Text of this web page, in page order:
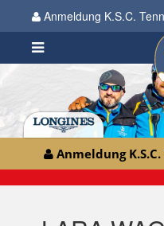
Anmeldung K.S.C.
Anmeldung